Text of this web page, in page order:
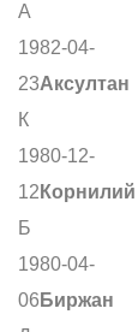
А
1982-04-
23Аксултан
К
1980-12-
12 Корнилий
Б
1980-04-
06 Биржан